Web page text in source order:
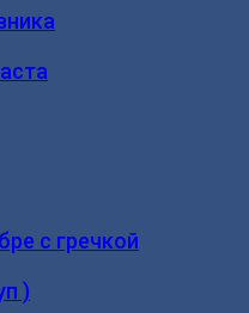
с гречкой
)